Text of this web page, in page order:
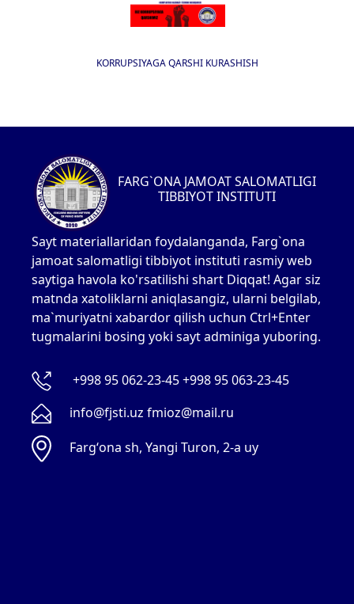
KORRUPSIYAGA QARSHI KURASHISH
FARG`ONA JAMOAT SALOMATLIGI
TIBBIYOT INSTITUTI
Sayt materiallaridan foydalanganda, Farg`ona
jamoat salomatligi tibbiyot instituti rasmiy web
saytiga havola ko'rsatilishi shart Diqqat! Agar siz
matnda xatoliklarni aniqlasangiz, ularni belgilab,
ma`muriyatni xabardor qilish uchun Ctrl+Enter
tugmalarini bosing yoki sayt adminiga yuboring.
+998 95 062-23-45 +998 95 063-23-45
info@fjsti.uz fmioz@mail.ru
Fargʻona sh, Yangi Turon, 2-a uy